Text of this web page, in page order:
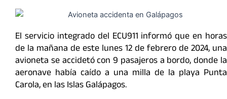
El servicio integrado del ECU911 informó que en horas
de la mañana de este lunes 12 de febrero de 2024, una
avioneta se accidetó con 9 pasajeros a bordo, donde la
aeronave había caído a una milla de la playa Punta
Carola, en las Islas Galápagos.